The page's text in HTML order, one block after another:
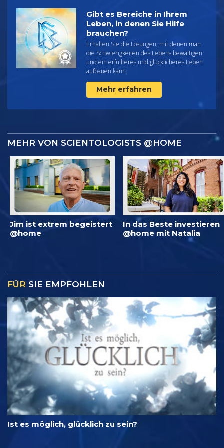
Gibt es Bereiche in Ihrem
Leben, in denen Sie Hilfe
brauchen?
Erhalten Sie die Lösungen, mit denen man
die Schwierigkeiten des Lebens bewältigen
und ein erfüllteres und glücklicheres Leben
aufbauen kann.
Mehr erfahren
MEHR VON SCIENTOLOGISTS @HOME
Jim ist extrem begeistert
@home
In das Beste investieren
@home mit Natalia
FÜR SIE EMPFOHLEN
Ist es möglich, glücklich zu sein?